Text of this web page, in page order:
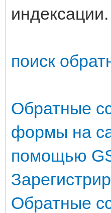
индексации.
поиск
Обратные
формы на
помощью
Обратные